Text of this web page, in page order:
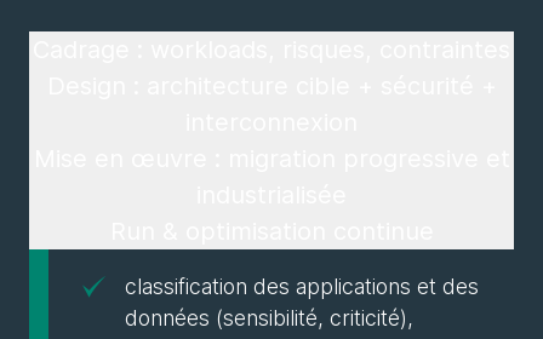
classification des applications et des
données (sensibilité, criticité),